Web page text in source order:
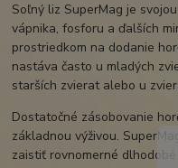
Soľný liz SuperMag je
vápnika, fosforu a ďalších
prostriedkom na dodanie
nastáva často u mladých
starších zvierat alebo u
Dostatočné zásobovanie
základnou výživou.
zaistiť rovnomerné